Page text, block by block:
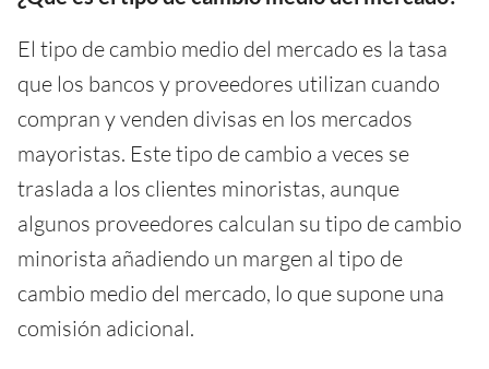
El tipo de cambio medio del mercado es la tasa
que los bancos y proveedores utilizan cuando
compran y venden divisas en los mercados
mayoristas. Este tipo de cambio a veces se
traslada a los clientes minoristas, aunque
algunos proveedores calculan su tipo de cambio
minorista añadiendo un margen al tipo de
cambio medio del mercado, lo que supone una
comisión adicional.